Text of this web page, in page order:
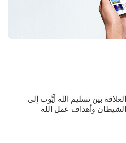
العلاقة بين تسليم الله أيُّوب إلى
الشيطان وأهداف عمل الله